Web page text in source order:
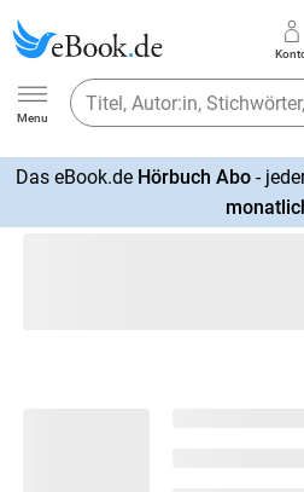
Ebook.de
Menu
Das eBook.de Hörbuch Abo-